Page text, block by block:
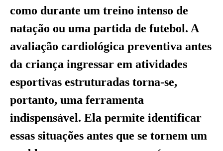
como durante um treino intenso de
natação ou uma partida de futebol. A
avaliação cardiológica preventiva antes
da criança ingressar em atividades
esportivas estruturadas torna-se,
portanto, uma ferramenta
indispensável. Ela permite identificar
essas situações antes que se tornem um